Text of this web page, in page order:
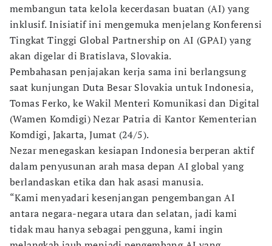
membangun tata kelola kecerdasan buatan (AI) yang
inklusif. Inisiatif ini mengemuka menjelang Konferensi
Tingkat Tinggi Global Partnership on AI (GPAI) yang
akan digelar di Bratislava, Slovakia.
Pembahasan penjajakan kerja sama ini berlangsung
saat kunjungan Duta Besar Slovakia untuk Indonesia,
Tomas Ferko, ke Wakil Menteri Komunikasi dan Digital
(Wamen Komdigi) Nezar Patria di Kantor Kementerian
Komdigi, Jakarta, Jumat (24/5).
Nezar menegaskan kesiapan Indonesia berperan aktif
dalam penyusunan arah masa depan AI global yang
berlandaskan etika dan hak asasi manusia.
“Kami menyadari kesenjangan pengembangan AI
antara negara-negara utara dan selatan, jadi kami
tidak mau hanya sebagai pengguna, kami ingin